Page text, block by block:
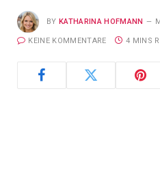
BY KATHARINA HOFMANN
KEINE KOMMENTARE 4 MINS